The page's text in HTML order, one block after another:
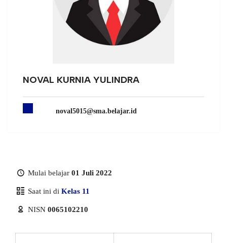
NOVAL KURNIA YULINDRA
noval5015@sma.belajar.id
Mulai belajar 01 Juli 2022
Saat ini di Kelas 11
NISN 0065102210